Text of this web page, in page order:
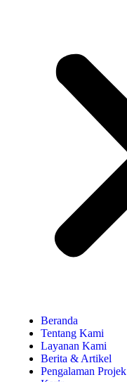
Beranda
Tentang Kami
Layanan Kami
Berita & Artikel
Pengalaman Projek